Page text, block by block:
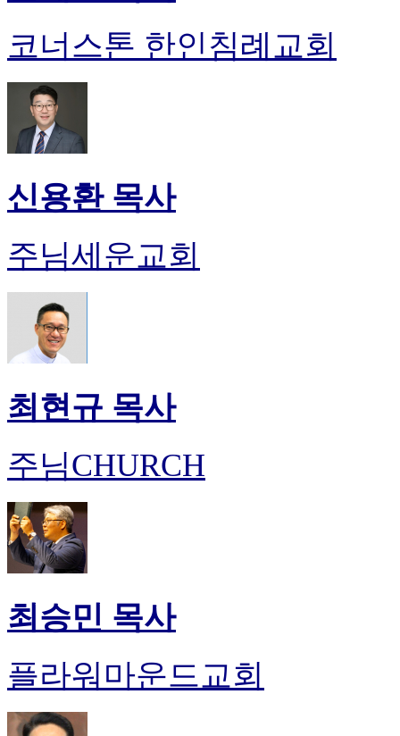
코너스톤 한인침례교회
신용환 목사
주님세운교회
최현규 목사
주님CHURCH
최승민 목사
플라워마운드교회